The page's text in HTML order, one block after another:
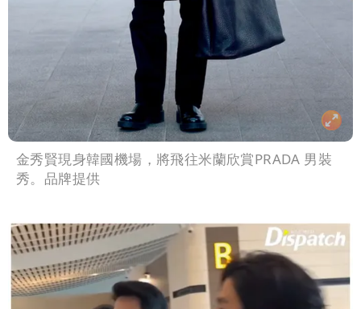
金秀賢現身韓國機場，將飛往米蘭欣賞PRADA 男裝
秀。品牌提供